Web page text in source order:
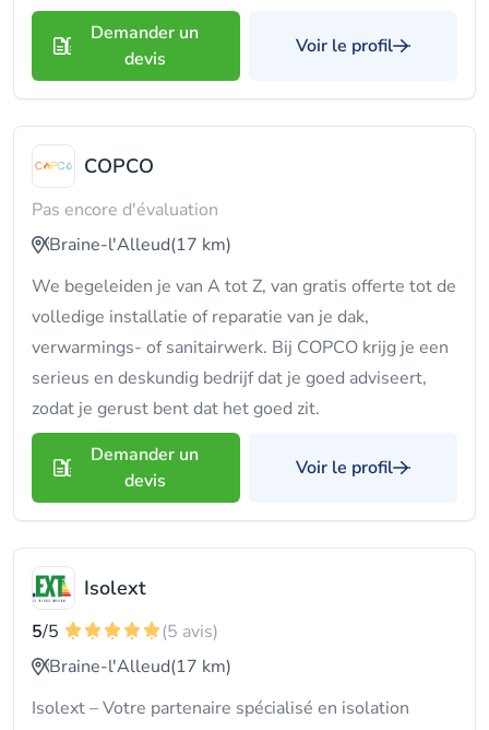
Demander un
devis
Voir le profil
COPCO
Pas encore d'évaluation
Braine-l'Alleud(17 km)
We begeleiden je van A tot Z, van gratis offerte tot de
volledige installatie of reparatie van je dak,
verwarmings- of sanitairwerk. Bij COPCO krijg je een
serieus en deskundig bedrijf dat je goed adviseert,
zodat je gerust bent dat het goed zit.
Demander un
devis
Voir le profil
Isolext
5/5
(5 avis)
Braine-l'Alleud(17 km)
Isolext – Votre partenaire spécialisé en isolation